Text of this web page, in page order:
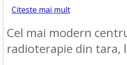
Citeste mai mult
Cel mai modern
radioterapie din tara,